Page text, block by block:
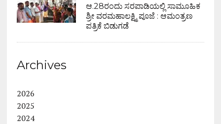
ಆ.28ರಂದು ಸರಪಾಡಿಯಲ್ಲಿ ಸಾಮೂಹಿಕ
ಶ್ರೀ ವರಮಹಾಲಕ್ಷ್ಮಿ ಪೂಜೆ : ಆಮಂತ್ರಣ
ಪತ್ರಿಕೆ ಬಿಡುಗಡೆ
Archives
2026
2025
2024